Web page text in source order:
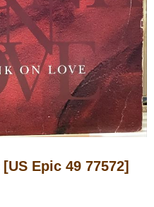
[US Epic 49 77572]